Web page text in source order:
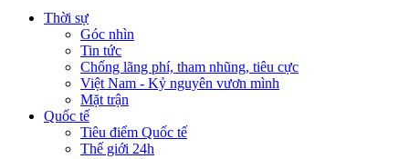
Thời sự
Góc nhìn
Tin tức
Chống lãng phí, tham nhũng, tiêu cực
Việt Nam - Kỷ nguyên vươn mình
Mặt trận
Quốc tế
Tiêu điểm Quốc tế
Thế giới 24h